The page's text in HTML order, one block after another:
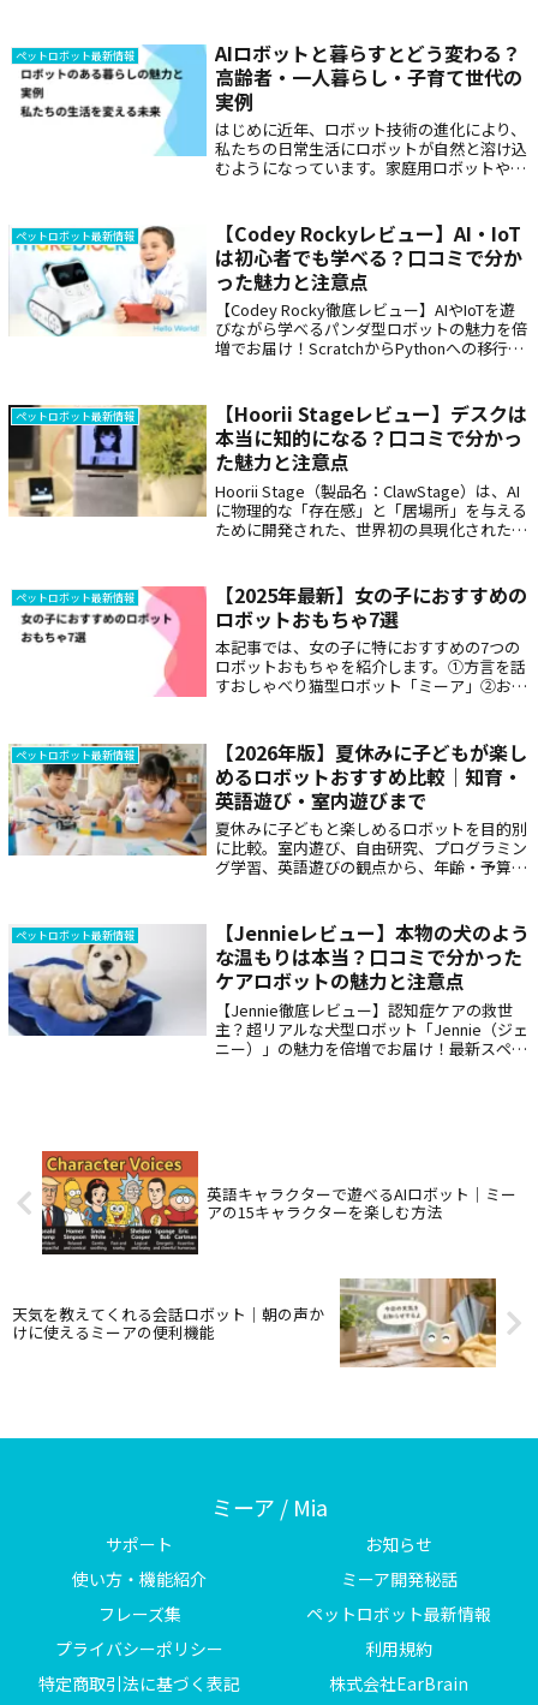
ペットロボット最新情報
AIロボットと暮らすとどう変わる？
高齢者・一人暮らし・子育て世代の
実例
はじめに近年、ロボット技術の進化により、
私たちの日常生活にロボットが自然と溶け込
むようになっています。家庭用ロボットやコ
れています。本記事では、ロボットのある
暮...
ペットロボット最新情報
【Codey Rockyレビュー】AI・IoT
は初心者でも学べる？口コミで分か
った魅力と注意点
【Codey Rocky徹底レビュー】AIやIoTを遊
びながら学べるパンダ型ロボットの魅力を倍
増でお届け！ScratchからPythonへの移行、
ア」との詳細比較まで。2025年最新のプログ
ラミング教育ガイド。
ペットロボット最新情報
【Hoorii Stageレビュー】デスクは
本当に知的になる？口コミで分かっ
た魅力と注意点
Hoorii Stage（製品名：ClawStage）は、AI
に物理的な「存在感」と「居場所」を与える
ために開発された、世界初の具現化された個
ペットロボット最新情報
【2025年最新】女の子におすすめの
ロボットおもちゃ7選
本記事では、女の子に特におすすめの7つの
ロボットおもちゃを紹介します。①方言を話
すおしゃべり猫型ロボット「ミーア」②おし
ストーリー4⑥トイロボット『ClicBot』
⑦Hamic Bear
ペットロボット最新情報
【2026年版】夏休みに子どもが楽し
めるロボットおすすめ比較｜知育・
英語遊び・室内遊びまで
夏休みに子どもと楽しめるロボットを目的別
に比較。室内遊び、自由研究、プログラミン
グ学習、英語遊びの観点から、年齢・予算・
方、失敗しない選び方、購入前チェック、自
由研究テーマ例、暑い日の過ごし方までわか
りやすく紹介します。
ペットロボット最新情報
【Jennieレビュー】本物の犬のよう
な温もりは本当？口コミで分かった
ケアロボットの魅力と注意点
【Jennie徹底レビュー】認知症ケアの救世
主？超リアルな犬型ロボット「Jennie（ジェ
ニー）」の魅力を倍増でお届け！最新スペッ
英語キャラクターで遊べるAIロボット｜ミー
アの15キャラクターを楽しむ方法
天気を教えてくれる会話ロボット｜朝の声か
けに使えるミーアの便利機能
ミーア / Mia
サポート
お知らせ
使い方・機能紹介
ミーア開発秘話
フレーズ集
ペットロボット最新情報
プライバシーポリシー
利用規約
特定商取引法に基づく表記
株式会社EarBrain